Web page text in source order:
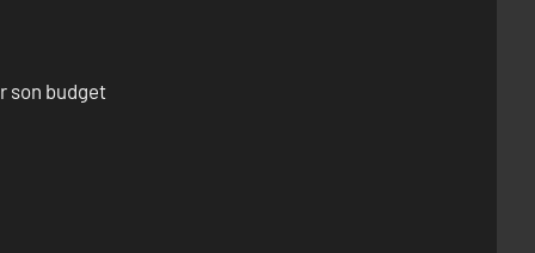
son budget